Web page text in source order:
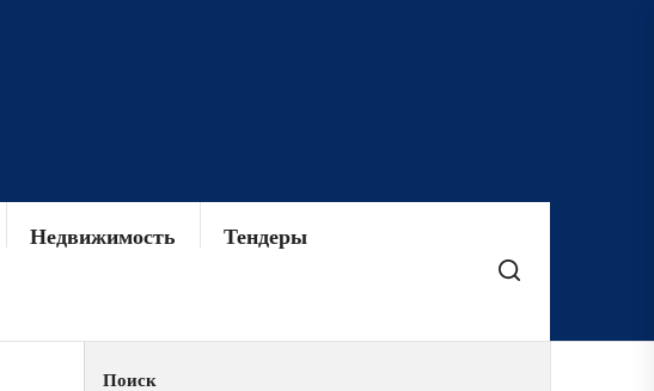
Недвижимость Тендеры
Поиск